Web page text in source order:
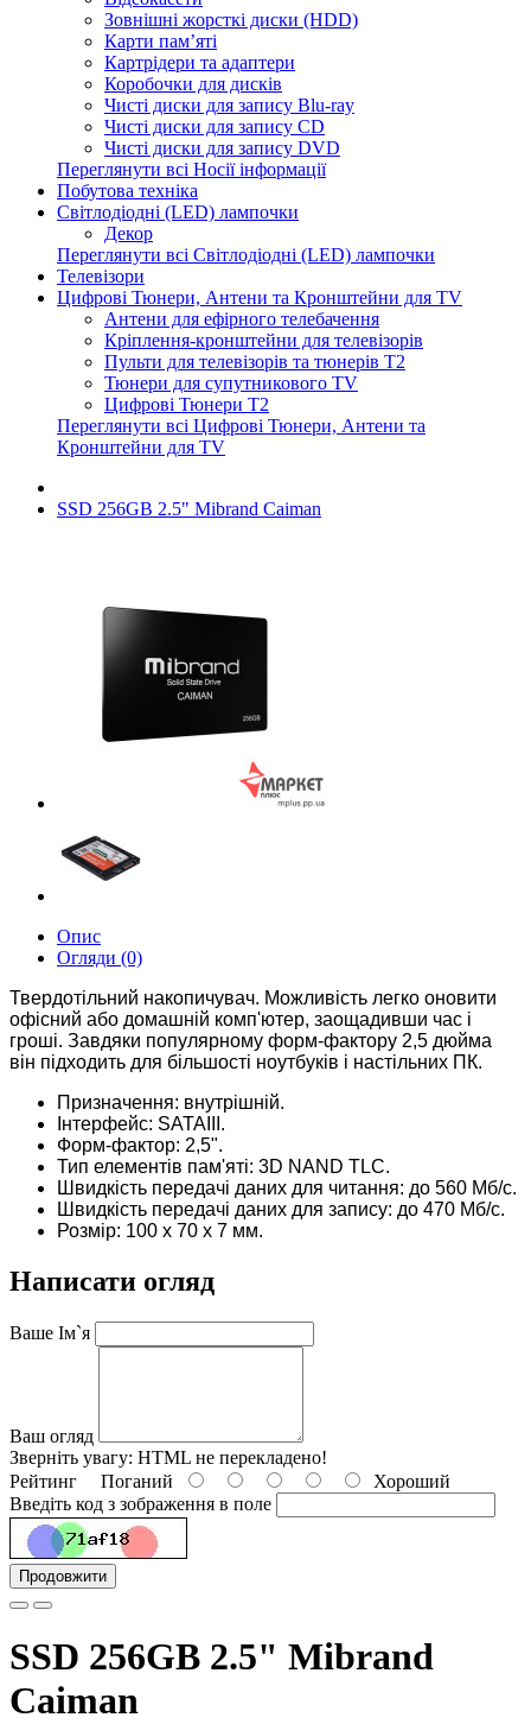
Зовнішні жорсткі диски (HDD)
Карти пам’яті
Картрідери та адаптери
Коробочки для дисків
Чисті диски для запису Blu-ray
Чисті диски для запису CD
Чисті диски для запису DVD
Переглянути всі Носії інформації
Побутова техніка
Світлодіодні (LED) лампочки
Декор
Переглянути всі Світлодіодні (LED) лампочки
Телевізори
Цифрові Тюнери, Антени та Кронштейни для TV
Антени для ефірного телебачення
Кріплення-кронштейни для телевізорів
Пульти для телевізорів та тюнерів T2
Тюнери для супутникового TV
Цифрові Тюнери T2
Переглянути всі Цифрові Тюнери, Антени та
Кронштейни для TV
SSD 256GB 2.5" Mibrand Caiman
Опис
Огляди (0)
Твердотільний накопичувач. Можливість легко оновити
офісний або домашній комп'ютер, заощадивши час і
гроші. Завдяки популярному форм-фактору 2,5 дюйма
він підходить для більшості ноутбуків і настільних ПК.
Призначення: внутрішній.
Інтерфейс: SATAIII.
Форм-фактор: 2,5".
Тип елементів пам'яті: 3D NAND TLC.
Швидкість передачі даних для читання: до 560 Мб/с.
Швидкість передачі даних для запису: до 470 Мб/с.
Розмір: 100 х 70 х 7 мм.
Написати огляд
Ваше Ім`я
Ваш огляд
Зверніть увагу: HTML не перекладено!
Рейтинг Поганий
Хороший
Введіть код з зображення в поле
Продовжити
SSD 256GB 2.5" Mibrand
Caiman